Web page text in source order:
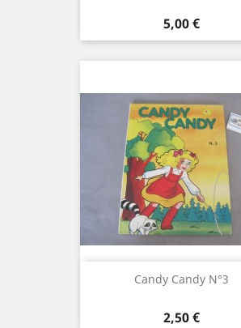
Prix
5,00 €
Candy Candy N°3
Prix
2,50 €